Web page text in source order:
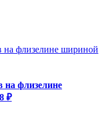
на флизелине
₽